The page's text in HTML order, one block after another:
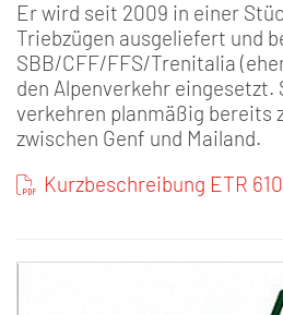
Er wird seit 2009 in einer
Triebzügen ausgeliefert und
SBB/CFF/FFS/Trenitalia
den Alpenverkehr
verkehren planmäßig bereits
zwischen Genf und Mailand.
Kurzbeschreibung ETR 610